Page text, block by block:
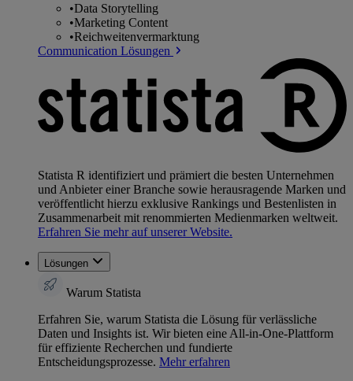
•Data Storytelling
•Marketing Content
•Reichweitenvermarktung
Communication Lösungen
Statista R identifiziert und prämiert die besten Unternehmen
und Anbieter einer Branche sowie herausragende Marken und
veröffentlicht hierzu exklusive Rankings und Bestenlisten in
Zusammenarbeit mit renommierten Medienmarken weltweit.
Erfahren Sie mehr auf unserer Website.
Lösungen
Warum Statista
Erfahren Sie, warum Statista die Lösung für verlässliche
Daten und Insights ist. Wir bieten eine All-in-One-Plattform
für effiziente Recherchen und fundierte
Entscheidungsprozesse. Mehr erfahren